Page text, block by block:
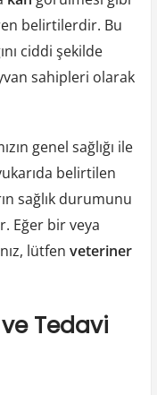
belirtilerdir. Bu
ciddi şekilde
sahipleri olarak
genel sağlığı ile
belirtilen
sağlık durumunu
Eğer bir veya
lütfen veteriner
Tedavi